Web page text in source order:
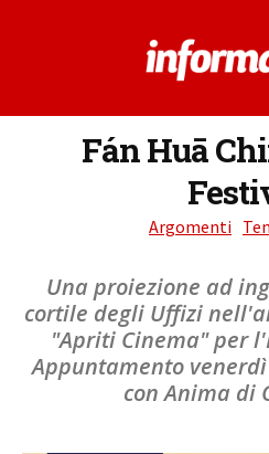
Fán Huā
Argomenti
Una proiezione ad
cortile degli Uffizi
"Apriti Cinema" per
Appuntamento
con Anima di